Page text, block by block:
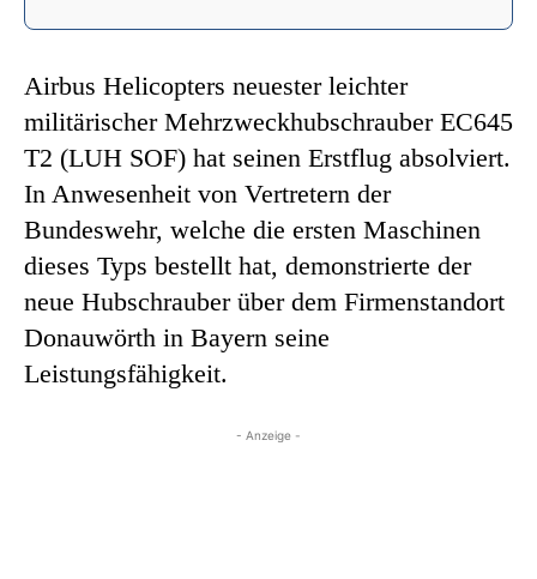
Airbus Helicopters neuester leichter
militärischer Mehrzweckhubschrauber EC645
T2 (LUH SOF) hat seinen Erstflug absolviert.
In Anwesenheit von Vertretern der
Bundeswehr, welche die ersten Maschinen
dieses Typs bestellt hat, demonstrierte der
neue Hubschrauber über dem Firmenstandort
Donauwörth in Bayern seine
Leistungsfähigkeit.
- Anzeige -